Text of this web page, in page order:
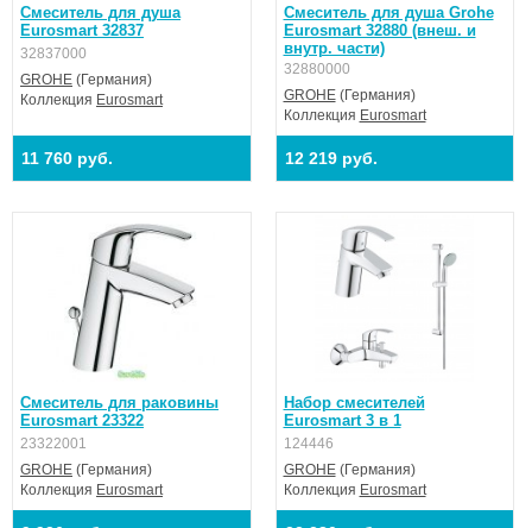
Смеситель для душа
Eurosmart 32837
32837000
GROHE (Германия)
Коллекция Eurosmart
11 760 руб.
Смеситель для душа Grohe
Eurosmart 32880 (внеш. и
внутр. части)
32880000
GROHE(Германия)
Коллекция Eurosmart
12 219 руб.
Смеситель для раковины
Eurosmart 23322
23322001
GROHE (Германия)
Коллекция Eurosmart
Набор смесителей
Eurosmart 3 в 1
124446
GROHE(Германия)
Коллекция Eurosmart